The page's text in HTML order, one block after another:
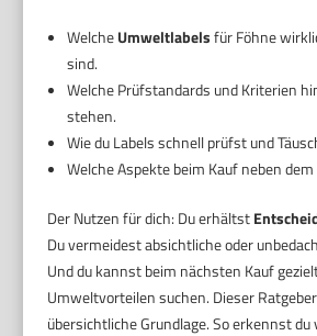
WelcheUmweltlabelsfür Föhne
sind.
Welche Prüfstandards und Kriterien
stehen.
Wie du Labels schnell prüfst und
Welche Aspekte beim Kauf neben
Der Nutzen für dich: Du erhältst
Du vermeidest absichtliche oder
Und du kannst beim nächsten Kauf
Umweltvorteilen suchen. Dieser
übersichtliche Grundlage. So erkennst